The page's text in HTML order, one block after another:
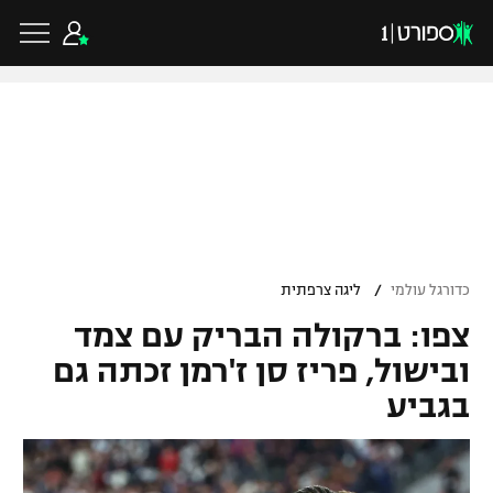
גביע הטוטו
ליגיונרים
גביע המדינה
ליגת האלופות
ליגה אירופית
ליגה אנגלית
כדורסל ישראלי
ליגת ווינר סל
ליגה לאומית
כדורסל עולמי
NBA
כדורגל עולמי / ליגה צרפתית
צפו: ברקולה הבריק עם צמד
ובישול, פריז סן ז'רמן זכתה גם
בגביע